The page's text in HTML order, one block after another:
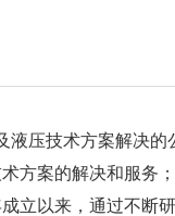
压技术方案解决的
方案的解决和服务
立以来，通过不断